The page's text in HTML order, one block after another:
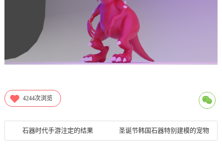
4244次浏览
石器时代手游注定的结果 圣诞节韩国石器特别建模的宠物